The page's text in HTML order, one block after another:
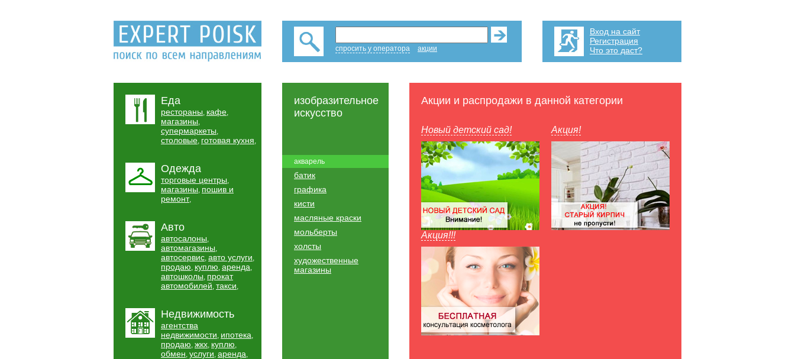
спросить у оператора акции
Вход на сайт
Регистрация
Что это даст?
Еда
рестораны, кафе,
магазины,
супермаркеты,
столовые, готовая кухня,
Одежда
торговые центры,
магазины, пошив и
ремонт,
Авто
автосалоны,
автомагазины,
автосервис, авто услуги,
продаю, куплю, аренда,
автошколы, прокат
автомобилей, такси,
Недвижимость
агентства
недвижимости, ипотека,
продаю, жкх, куплю,
обмен, услуги, аренда,
изобразительное
искусство
акварель
батик
графика
кисти
масляные краски
мольберты
холсты
художественные
магазины
Акции и распродажи в данной категории
Новый детский сад! Акция!
Акция!!!